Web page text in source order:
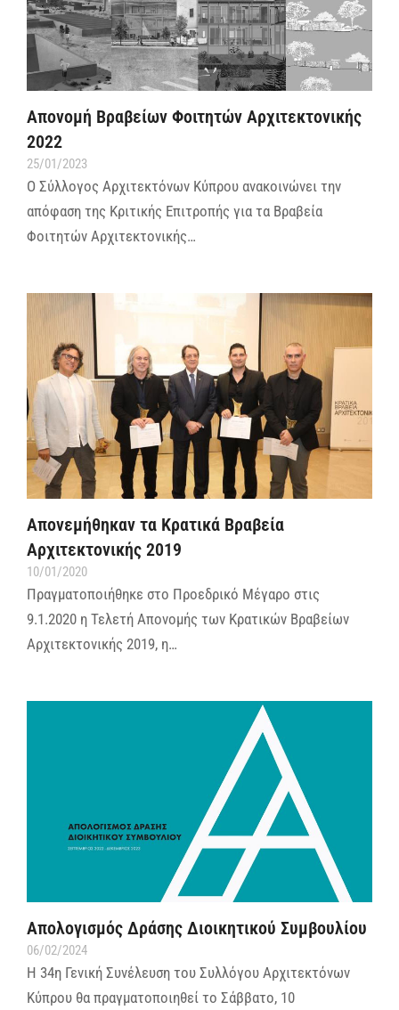
Απονομή Βραβείων Φοιτητών Αρχιτεκτονικής
2022
25/01/2023
Ο Σύλλογος Αρχιτεκτόνων Κύπρου ανακοινώνει την
απόφαση της Κριτικής Επιτροπής για τα Βραβεία
Φοιτητών Αρχιτεκτονικής…
Απονεμήθηκαν τα Κρατικά Βραβεία
Αρχιτεκτονικής 2019
10/01/2020
Πραγματοποιήθηκε στο Προεδρικό Μέγαρο στις
9.1.2020 η Τελετή Απονομής των Κρατικών Βραβείων
Αρχιτεκτονικής 2019, η…
Απολογισμός Δράσης Διοικητικού Συμβουλίου
06/02/2024
Η 34η Γενική Συνέλευση του Συλλόγου Αρχιτεκτόνων
Κύπρου θα πραγματοποιηθεί το Σάββατο, 10